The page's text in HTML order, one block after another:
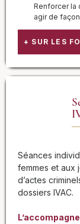
Renforcer la
agir de
Séances
femmes et aux
d’actes
dossiers IVAC.